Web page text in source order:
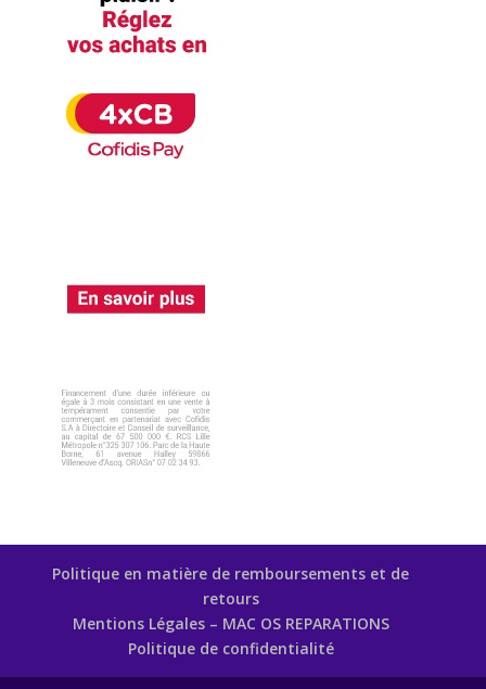
Politique en matière de remboursements et de
retours
Mentions Légales – MAC OS REPARATIONS
Politique de confidentialité